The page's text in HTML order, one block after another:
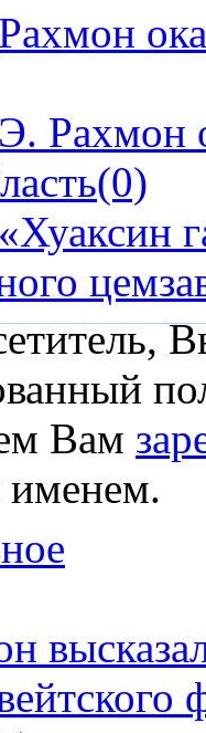
Рахмон
Э. Рахмон
(0)
«Хуаксин
Вам
именем.